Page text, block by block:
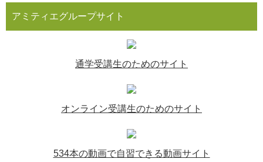
アミティエグループサイト
通学受講生のためのサイト
オンライン受講生のためのサイト
534本の動画で自習できる動画サイト